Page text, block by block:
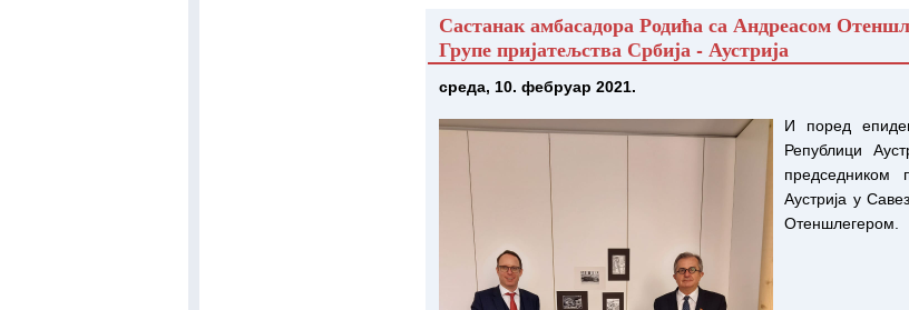
Састанак амбасадора Родића са Андреасом
Групе пријатељства Србија - Аустрија
среда, 10. фебруар 2021.
И поред
Републици
председником
Аустрија у
Отеншлегером.